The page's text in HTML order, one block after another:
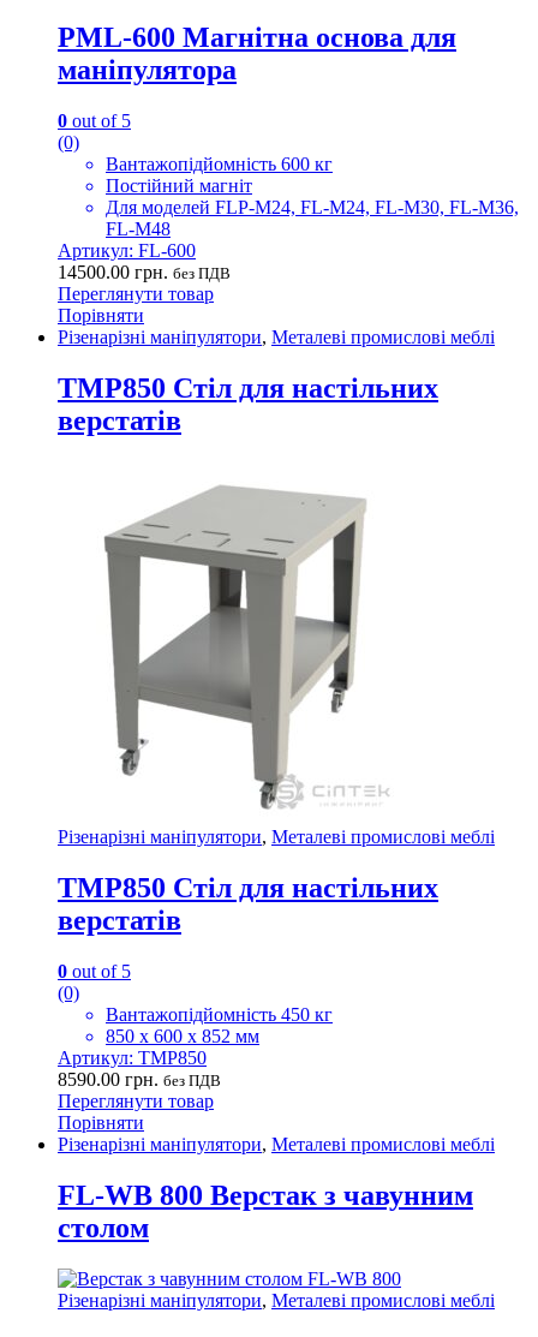
PML-600 Магнітна основа для
маніпулятора
0 out of 5
(0)
Вантажопідйомність 600 кг
Постійний магніт
Для моделей FLP-M24, FL-M24, FL-M30, FL-M36,
FL-M48
Артикул: FL-600
14500.00 грн. без ПДВ
Переглянути товар
Порівняти
Різенарізні маніпулятори, Металеві промислові меблі
TMP850 Стіл для настільних
верстатів
Різенарізні маніпулятори, Металеві промислові меблі
TMP850 Стіл для настільних
верстатів
0 out of 5
(0)
Вантажопідйомність 450 кг
850 х 600 х 852 мм
Артикул: TMP850
8590.00 грн. без ПДВ
Переглянути товар
Порівняти
Різенарізні маніпулятори, Металеві промислові меблі
FL-WB 800 Верстак з чавунним
столом
Різенарізні маніпулятори, Металеві промислові меблі